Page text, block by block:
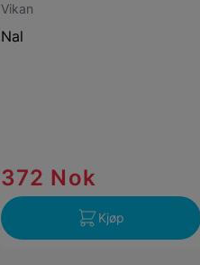
Vikan
Nal
372 Nok
Kjøp